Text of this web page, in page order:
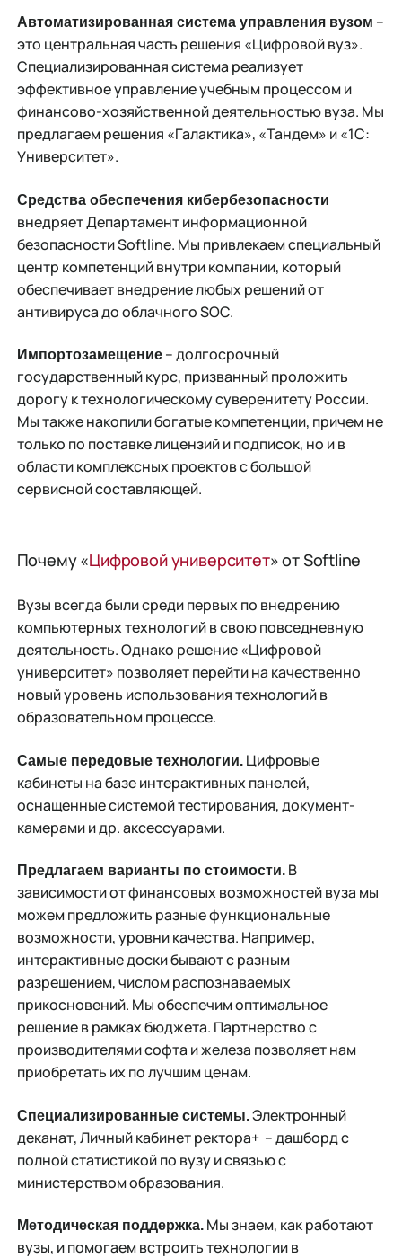
Автоматизированная система управления вузом –
это центральная часть решения «Цифровой вуз».
Специализированная система реализует
эффективное управление учебным процессом и
финансово-хозяйственной деятельностью вуза. Мы
предлагаем решения «Галактика», «Тандем» и «1С:
Университет».
Средства обеспечения кибербезопасности
внедряет Департамент информационной
безопасности Softline. Мы привлекаем специальный
центр компетенций внутри компании, который
обеспечивает внедрение любых решений от
антивируса до облачного SOC.
Импортозамещение– долгосрочный
государственный курс, призванный проложить
дорогу к технологическому суверенитету России.
Мы также накопили богатые компетенции, причем не
только по поставке лицензий и подписок, но и в
области комплексных проектов с большой
сервисной составляющей.
Почему «Цифровой университет» от Softline
Вузы всегда были среди первых по внедрению
компьютерных технологий в свою повседневную
деятельность. Однако решение «Цифровой
университет» позволяет перейти на качественно
новый уровень использования технологий в
образовательном процессе.
Самые передовые технологии.Цифровые
кабинеты на базе интерактивных панелей,
оснащенные системой тестирования, документ-
камерами и др. аксессуарами.
Предлагаем варианты по стоимости.В
зависимости от финансовых возможностей вуза мы
можем предложить разные функциональные
возможности, уровни качества. Например,
интерактивные доски бывают с разным
разрешением, числом распознаваемых
прикосновений. Мы обеспечим оптимальное
решение в рамках бюджета. Партнерство с
производителями софта и железа позволяет нам
приобретать их по лучшим ценам.
Специализированные системы.Электронный
деканат, Личный кабинет ректора+ – дашборд с
полной статистикой по вузу и связью с
министерством образования.
Методическая поддержка.Мы знаем, как работают
вузы, и помогаем встроить технологии в